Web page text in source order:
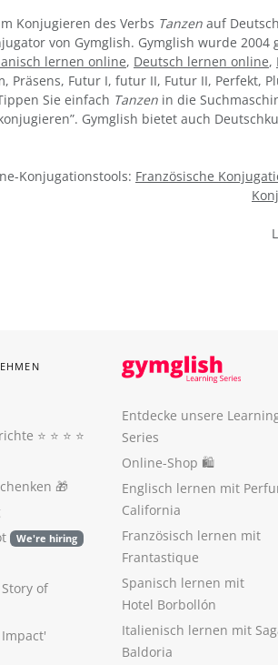
Konjugieren des Verbs Tanzen auf
von Gymglish. Gymglish wurde
lernen online, Deutsch lernen online,
Präsens, Futur I, futur II, Futur II, Perfekt,
Sie einfach Tanzenin die
Gymglish bietet auch
Konjugationstools: Französische
⭐️ ⭐️ ⭐️ ⭐️
🎁
We're hiring
of
Entdecke unsere
Series
Online-Shop 🛍
Englisch lernen mit
California
Französisch lernen mit
Frantastique
Spanisch lernen mit
Hotel Borbollón
Italienisch lernen mit
Baldoria